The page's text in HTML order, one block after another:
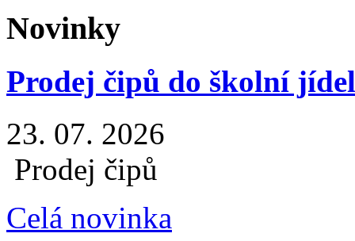
Novinky
Prodej čipů do školní
23. 07. 2026
Prodej čipů
Celá novinka